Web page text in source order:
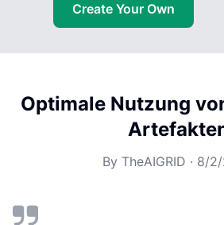
Create Your Own
Optimale Nutzung
By TheAIGRID · 8/